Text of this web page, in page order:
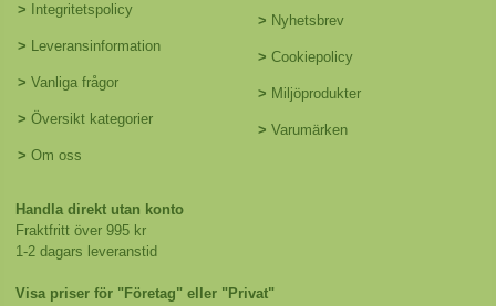
> Integritetspolicy
> Leveransinformation
> Vanliga frågor
> Översikt kategorier
> Om oss
> Nyhetsbrev
> Cookiepolicy
> Miljöprodukter
> Varumärken
Handla direkt utan konto
Fraktfritt över 995 kr
1-2 dagars leveranstid
Visa priser för "Företag" eller "Privat"